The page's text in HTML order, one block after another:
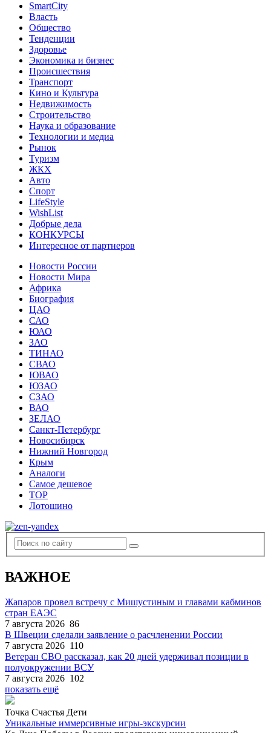
SmartCity
Власть
Общество
Тенденции
Здоровье
Экономика и бизнес
Происшествия
Транспорт
Кино и Культура
Недвижимость
Строительство
Наука и образование
Технологии и медиа
Рынок
Туризм
ЖКХ
Авто
Спорт
LifeStyle
WishList
Добрые дела
КОНКУРСЫ
Интересное от партнеров
Новости России
Новости Мира
Африка
Биография
ЦАО
САО
ЮАО
ЗАО
ТИНАО
СВАО
ЮВАО
ЮЗАО
СЗАО
ВАО
ЗЕЛАО
Санкт-Петербург
Новосибирск
Нижний Новгород
Крым
Аналоги
Самое дешевое
TOP
Лотошино
ВАЖНОЕ
Жапаров провел встречу с Мишустиным и главами кабминов
стран ЕАЭС
7 августа 2026 86
В Швеции сделали заявление о расчленении России
7 августа 2026 110
Ветеран СВО рассказал, как 20 дней удерживал позиции в
полуокружении ВСУ
7 августа 2026 102
показать ещё
Точка Счастья Дети
Уникальные иммерсивные игры-экскурсии